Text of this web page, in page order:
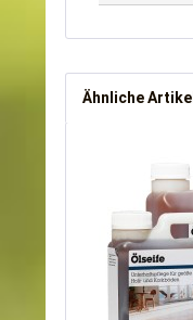
Ähnliche Artikel